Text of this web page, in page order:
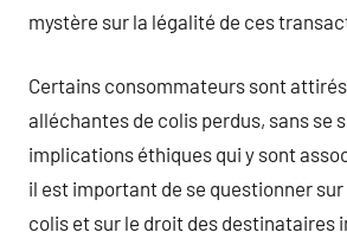
mystère sur la légalité de ces
Certains consommateurs sont
alléchantes de colis perdus, sans se
implications éthiques qui y sont
il est important de se questionner sur
colis et sur le droit des destinataires